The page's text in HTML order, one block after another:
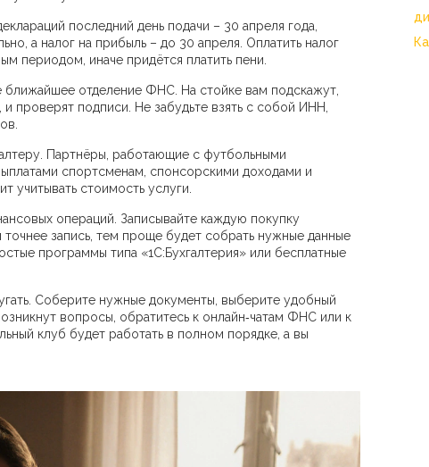
последний день подачи – 30 апреля года,
а налог на прибыль – до 30 апреля. Оплатить налог
периодом, иначе придётся платить пени.
ближайшее отделение ФНС. На стойке вам подскажут,
проверят подписи. Не забудьте взять с собой ИНН,
Партнёры, работающие с футбольными
спортсменам, спонсорскими доходами и
учитывать стоимость услуги.
операций. Записывайте каждую покупку
запись, тем проще будет собрать нужные данные
программы типа «1С:Бухгалтерия» или бесплатные
Соберите нужные документы, выберите удобный
вопросы, обратитесь к онлайн‑чатам ФНС или к
клуб будет работать в полном порядке, а вы